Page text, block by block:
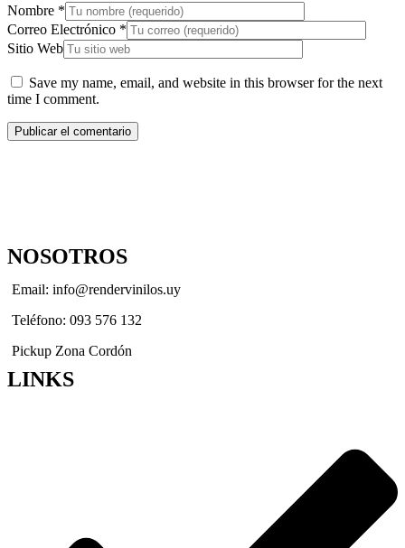
Nombre *
Correo Electrónico *
Sitio Web
Save my name, email, and website in this browser for the next
time I comment.
NOSOTROS
Email: info@rendervinilos.uy
Teléfono: 093 576 132
Pickup Zona Cordón
LINKS